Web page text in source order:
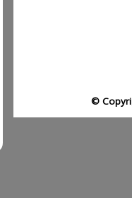
©